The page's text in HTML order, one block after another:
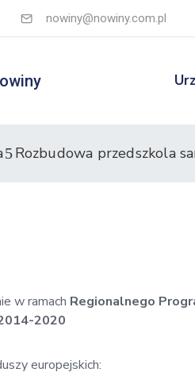
nowiny@nowiny.com.pl
Rozbudowa przedszkola
w ramach Regionalnego
2020
europejskich: